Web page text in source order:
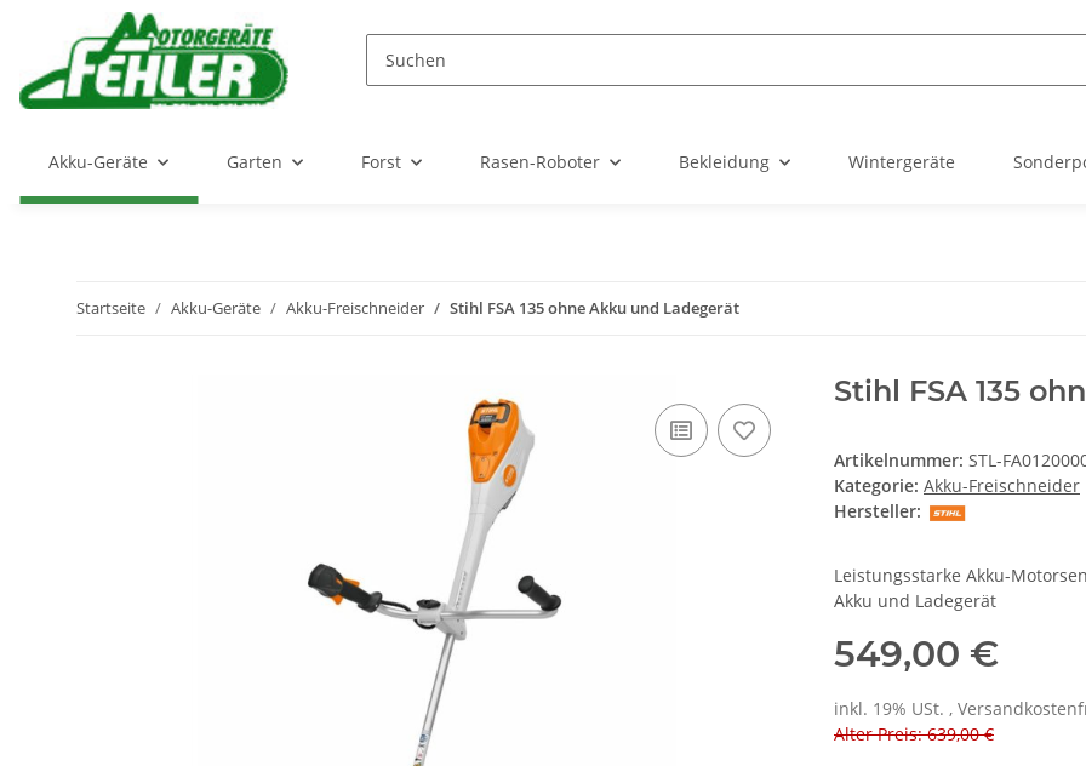
Akku-Geräte Garten Forst Rasen-Roboter Bekleidung Wintergeräte
Startseite Akku-Geräte Akku-Freischneider Stihl FSA 135 ohne Akku und Ladegerät
Stihl FSA 135
Artikelnummer: STL-
Kategorie: Akku-Freischneider
Hersteller:
Leistungsstarke Akku-
Akku und Ladegerät
549,00 €
inkl. 19% USt. ,
Alter Preis: 639,00 €